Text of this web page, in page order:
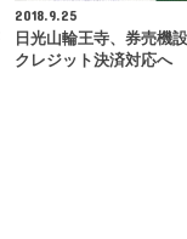
2018.9.25
日光山輪王寺、券売機
クレジット決済対応へ